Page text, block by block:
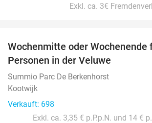
Exkl. ca. 3€
Wochenmitte oder Wochenende
Personen in der Veluwe
Summio Parc De Berkenhorst
Kootwijk
Verkauft: 698
Exkl. ca. 3,35 € p.P.p.N. und 14 €